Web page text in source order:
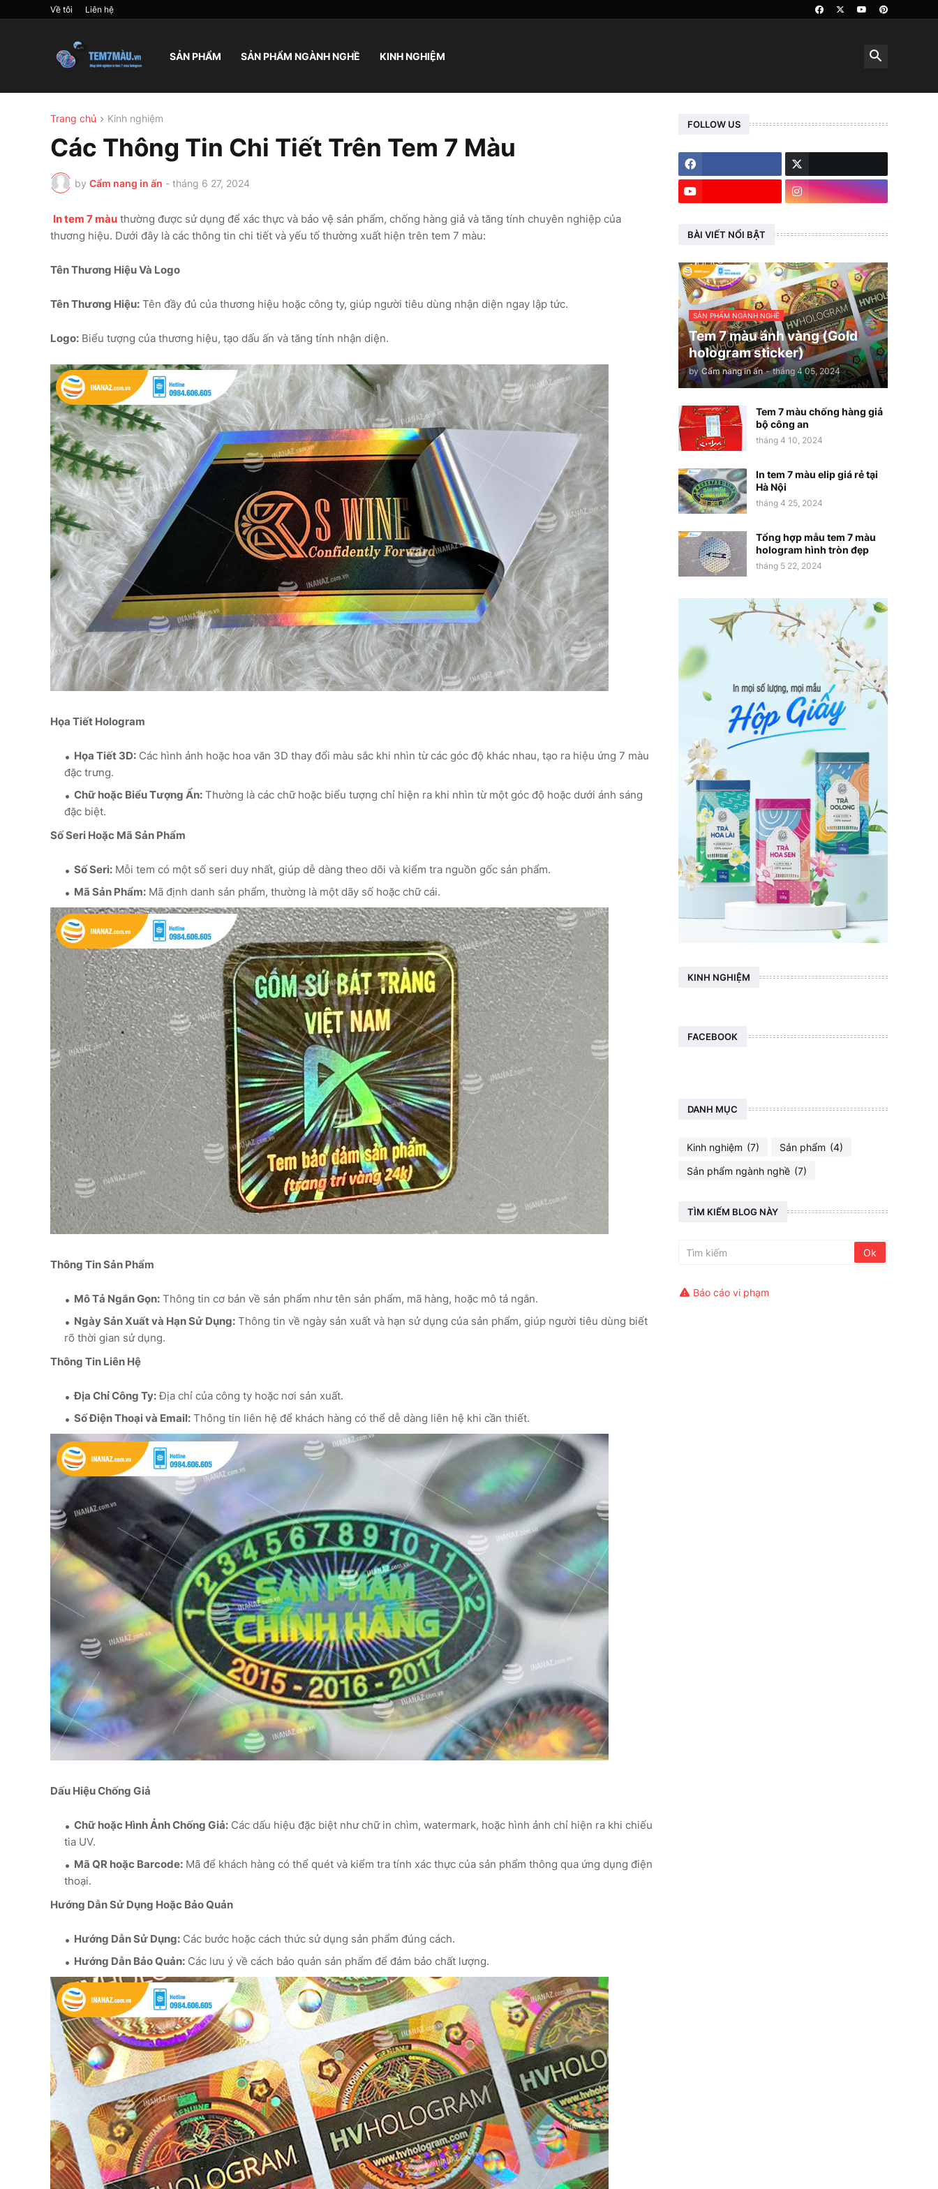
Về tôi Liên hệ
SẢN PHẨM SẢN PHẨM NGÀNH NGHỀ KINH NGHIỆM
Trang chủ Kinh nghiệm
Các Thông Tin Chi Tiết Trên Tem 7 Màu
by Cẩm nang in ấn - tháng 6 27, 2024
In tem 7 màu thường được sử dụng để xác thực và bảo vệ sản phẩm, chống hàng giả và tăng tính chuyên nghiệp của
thương hiệu. Dưới đây là các thông tin chi tiết và yếu tố thường xuất hiện trên tem 7 màu:
Tên Thương Hiệu Và Logo
Tên Thương Hiệu: Tên đầy đủ của thương hiệu hoặc công ty, giúp người tiêu dùng nhận diện ngay lập tức.
Logo: Biểu tượng của thương hiệu, tạo dấu ấn và tăng tính nhận diện.
Họa Tiết Hologram
Họa Tiết 3D: Các hình ảnh hoặc hoa văn 3D thay đổi màu sắc khi nhìn từ các góc độ khác nhau, tạo ra hiệu ứng 7 màu
đặc trưng.
Chữ hoặc Biểu Tượng Ẩn: Thường là các chữ hoặc biểu tượng chỉ hiện ra khi nhìn từ một góc độ hoặc dưới ánh sáng
đặc biệt.
Số Seri Hoặc Mã Sản Phẩm
Số Seri: Mỗi tem có một số seri duy nhất, giúp dễ dàng theo dõi và kiểm tra nguồn gốc sản phẩm.
Mã Sản Phẩm: Mã định danh sản phẩm, thường là một dãy số hoặc chữ cái.
Thông Tin Sản Phẩm
Mô Tả Ngắn Gọn: Thông tin cơ bản về sản phẩm như tên sản phẩm, mã hàng, hoặc mô tả ngắn.
Ngày Sản Xuất và Hạn Sử Dụng: Thông tin về ngày sản xuất và hạn sử dụng của sản phẩm, giúp người tiêu dùng biết
rõ thời gian sử dụng.
Thông Tin Liên Hệ
Địa Chỉ Công Ty:Địa chỉ của công ty hoặc nơi sản xuất.
Số Điện Thoại và Email: Thông tin liên hệ để khách hàng có thể dễ dàng liên hệ khi cần thiết.
Dấu Hiệu Chống Giả
Chữ hoặc Hình Ảnh Chống Giả: Các dấu hiệu đặc biệt như chữ in chìm, watermark, hoặc hình ảnh chỉ hiện ra khi chiếu
tia UV.
Mã QR hoặc Barcode: Mã để khách hàng có thể quét và kiểm tra tính xác thực của sản phẩm thông qua ứng dụng điện
thoại.
Hướng Dẫn Sử Dụng Hoặc Bảo Quản
Hướng Dẫn Sử Dụng: Các bước hoặc cách thức sử dụng sản phẩm đúng cách.
Hướng Dẫn Bảo Quản: Các lưu ý về cách bảo quản sản phẩm để đảm bảo chất lượng.
FOLLOW US
BÀI VIẾT NỔI BẬT
SẢN PHẨM NGÀNH NGHỀ
Tem 7 màu ánh vàng (Gold
hologram sticker)
by Cẩm nang in ấn - tháng 4 05, 2024
Tem 7 màu chống hàng giả
bộ công an
tháng 4 10, 2024
In tem 7 màu elip giá rẻ tại
Hà Nội
tháng 4 25, 2024
Tổng hợp mẫu tem 7 màu
hologram hình tròn đẹp
tháng 5 22, 2024
KINH NGHIỆM
FACEBOOK
DANH MỤC
Kinh nghiệm (7) Sản phẩm (4)
Sản phẩm ngành nghề (7)
TÌM KIẾM BLOG NÀY
Báo cáo vi phạm